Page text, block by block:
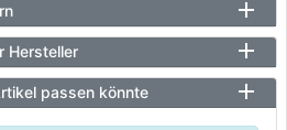
Hersteller
passen könnte